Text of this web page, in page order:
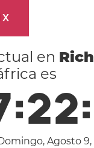
en
es
:22:
Agosto 9,